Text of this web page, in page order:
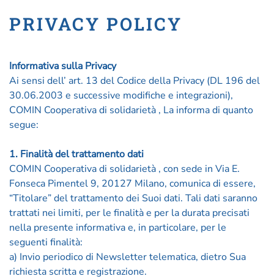
PRIVACY POLICY
Informativa sulla Privacy
Ai sensi dell’ art. 13 del Codice della Privacy (DL 196 del
30.06.2003 e successive modifiche e integrazioni),
COMIN Cooperativa di solidarietà , La informa di quanto
segue:
1. Finalità del trattamento dati
COMIN Cooperativa di solidarietà , con sede in Via E.
Fonseca Pimentel 9, 20127 Milano, comunica di essere,
“Titolare” del trattamento dei Suoi dati. Tali dati saranno
trattati nei limiti, per le finalità e per la durata precisati
nella presente informativa e, in particolare, per le
seguenti finalità:
a) Invio periodico di Newsletter telematica, dietro Sua
richiesta scritta e registrazione.